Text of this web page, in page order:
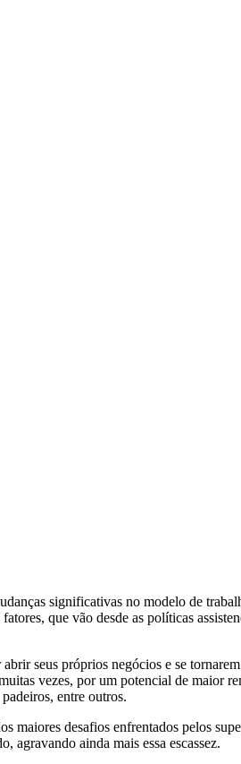
significativas no modelo de
que vão desde as políticas
seus próprios negócios e se
vezes, por um potencial de maior
entre outros.
maiores desafios enfrentados pelos
agravando ainda mais essa escassez.